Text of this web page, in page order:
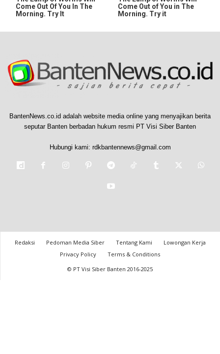
Come Out Of You In The
Morning. Try It
Come Out of You in The
Morning. Try it
BantenNews.co.id adalah website media online yang menyajikan berita
seputar Banten berbadan hukum resmi PT Visi Siber Banten
Hubungi kami: rdkbantennews@gmail.com
Redaksi Pedoman Media Siber Tentang Kami
Lowongan Kerja
Privacy Policy
Terms & Conditions
© PT Visi Siber Banten 2016-2025